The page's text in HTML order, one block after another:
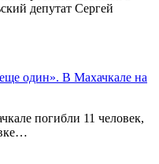
депутат Сергей
один». В Махачкале на
погибли 11 человек,